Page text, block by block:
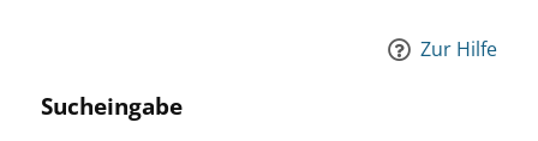
Zur Hilfe
Sucheingabe